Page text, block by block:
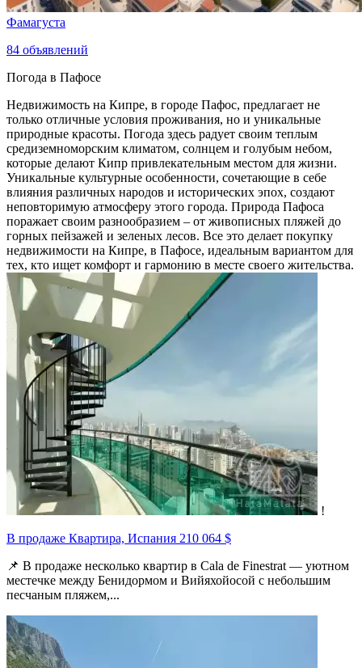
Фамагуста
84 объявлений
Погода в Пафосе
Недвижимость на Кипре, в городе Пафос, предлагает не
только отличные условия проживания, но и уникальные
природные красоты. Погода здесь радует своим теплым
средиземноморским климатом, солнцем и голубым небом,
которые делают Кипр привлекательным местом для жизни.
Уникальные культурные особенности, сочетающие в себе
влияния различных народов и исторических эпох, создают
неповторимую атмосферу этого города. Природа Пафоса
поражает своим разнообразием – от живописных пляжей до
горных пейзажей и зеленых лесов. Все это делает покупку
недвижимости на Кипре, в Пафосе, идеальным вариантом для
тех, кто ищет комфорт и гармонию в месте своего жительства.
!
В продаже Квартира, Испания 210 064 $
📌 В продаже несколько квартир в Cala de Finestrat — уютном
местечке между Бенидормом и Вийяхойосой с небольшим
песчаным пляжем,...